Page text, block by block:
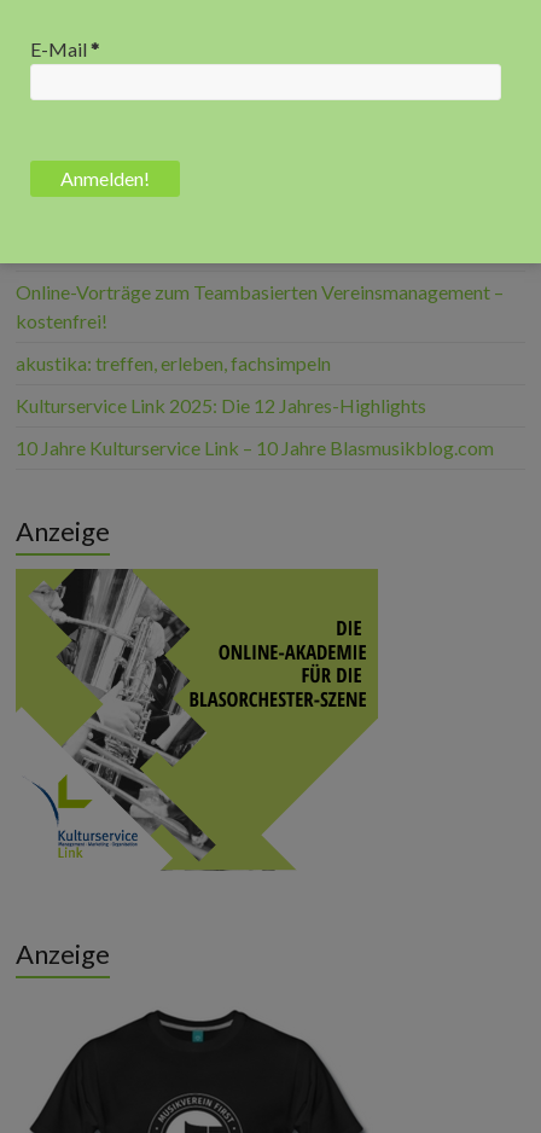
Recent Posts
Online-Vorträge zum Teambasierten Vereinsmanagement –
kostenfrei!
akustika: treffen, erleben, fachsimpeln
Kulturservice Link 2025: Die 12 Jahres-Highlights
10 Jahre Kulturservice Link – 10 Jahre Blasmusikblog.com
Anzeige
Anzeige
E-Mail*